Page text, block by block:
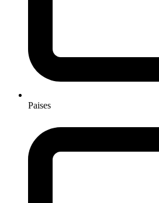
Paises